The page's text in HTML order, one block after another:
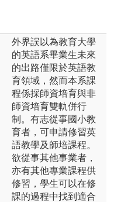
外界誤以為教育大學
的英語系畢業生未來
的出路僅限於英語教
育領域，然而本系課
程係採師資培育與非
師資培育雙軌併行
制。有志從事國小教
育者，可申請修習英
語教學及師培課程。
欲從事其他事業者，
亦有其他專業課程供
修習，學生可以在修
課的過程中找到適合